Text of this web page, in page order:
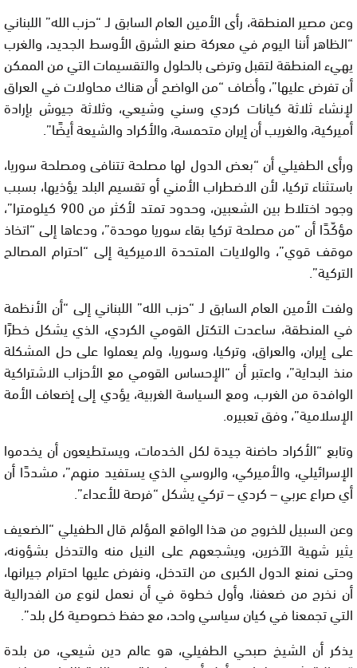
وعن مصير المنطقة، رأى الأمين العام السابق لـ “حزب الله” اللبناني
“الظاهر أننا اليوم في معركة صنع الشرق الأوسط الجديد، والغرب
يهيء المنطقة لتقبل وترضى بالحلول والتقسيمات التي من الممكن
أن تفرض عليها”، وأضاف “من الواضح أن هناك محاولات في العراق
لإنشاء ثلاثة كيانات كردي وسني وشيعي، وثلاثة جيوش بإرادة
أميركية، والغريب أن إيران متحمسة، والأكراد والشيعة أيضًا”.
ورأى الطفيلي أن “بعض الدول لها مصلحة تتنافى ومصلحة سوريا،
باستثناء تركيا، لأن الاضطراب الأمني أو تقسيم البلد يؤذيها، بسبب
وجود اختلاط بين الشعبين، وحدود تمتد لأكثر من 900 كيلومترا”،
مؤكّدًا أن “من مصلحة تركيا بقاء سوريا موحدة”، ودعاها إلى “اتخاذ
موقف قوي”، والولايات المتحدة الاميركية إلى “احترام المصالح
التركية”.
ولفت الأمين العام السابق لـ “حزب الله” اللبناني إلى “أن الأنظمة
في المنطقة، ساعدت التكتل القومي الكردي، الذي يشكل خطرًا
على إيران، والعراق، وتركيا، وسوريا، ولم يعملوا على حل المشكلة
منذ البداية”، واعتبر أن “الإحساس القومي مع الأحزاب الاشتراكية
الوافدة من الغرب، ومع السياسة الغربية، يؤدي إلى إضعاف الأمة
الإسلامية”، وفق تعبيره.
وتابع “الأكراد حاضنة جيدة لكل الخدمات، ويستطيعون أن يخدموا
الإسرائيلي، والأميركي، والروسي الذي يستفيد منهم”، مشددًا أن
أي صراع عربي – كردي – تركي يشكل “فرصة للأعداء”.
وعن السبيل للخروج من هذا الواقع المؤلم قال الطفيلي “الضعيف
يثير شهية الآخرين، ويشجعهم على النيل منه والتدخل بشؤونه،
وحتى نمنع الدول الكبرى من التدخل، ونفرض عليها احترام جيرانها،
أن نخرج من ضعفنا، وأول خطوة في أن نعمل لنوع من الفدرالية
التي تجمعنا في كيان سياسي واحد، مع حفظ خصوصية كل بلد”.
يذكر أن الشيخ صبحي الطفيلي، هو عالم دين شيعي، من بلدة